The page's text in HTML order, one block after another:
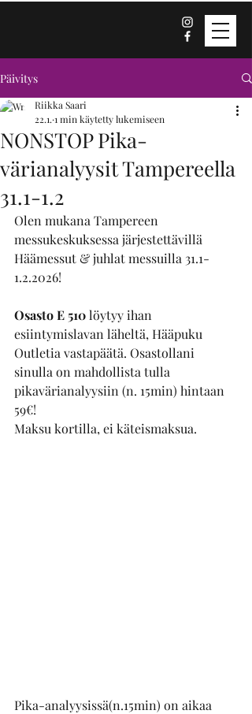
Päivitys
NONSTOP Pika-
värianalyysit Tampereella
31.1-1.2
Riikka Saari
22.1. 1 min käytetty lukemiseen
Olen mukana Tampereen
messukeskuksessa järjestettävillä
Häämessut & juhlat messuilla 31.1-
1.2.2026!
Osasto E 510 löytyy ihan
esiintymislavan läheltä, Hääpuku
Outletia vastapäätä. Osastollani
sinulla on mahdollista tulla
pikavärianalyysiin (n. 15min) hintaan
59€!
Maksu kortilla, ei käteismaksua.
Pika-analyysissä(n.15min) on aikaa